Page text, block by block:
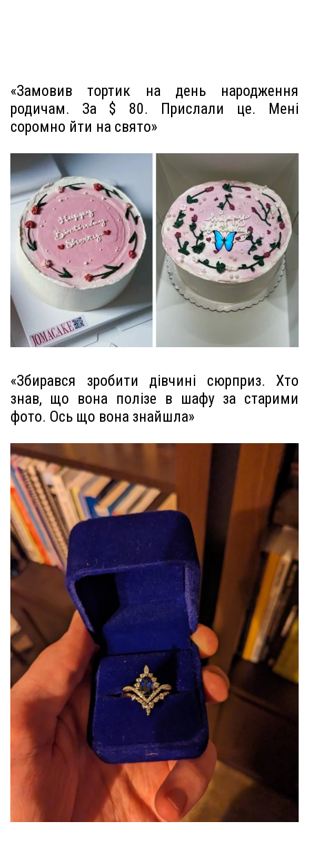
«Замовив тортик на день народження
родичам. За $ 80. Прислали це. Мені
соромно йти на свято»
«Збирався зробити дівчині сюрприз. Хто
знав, що вона полізе в шафу за старими
фото. Ось що вона знайшла»